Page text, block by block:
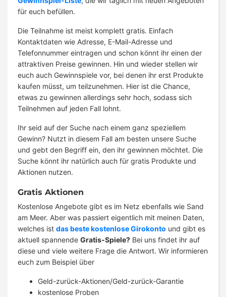
für euch befüllen.
Die Teilnahme ist meist komplett gratis. Einfach
Kontaktdaten wie Adresse, E-Mail-Adresse und
Telefonnummer eintragen und schon könnt ihr einen der
attraktiven Preise gewinnen. Hin und wieder stellen wir
euch auch Gewinnspiele vor, bei denen ihr erst Produkte
kaufen müsst, um teilzunehmen. Hier ist die Chance,
etwas zu gewinnen allerdings sehr hoch, sodass sich
Teilnehmen auf jeden Fall lohnt.
Ihr seid auf der Suche nach einem ganz speziellem
Gewinn? Nutzt in diesem Fall am besten unsere Suche
und gebt den Begriff ein, den ihr gewinnen möchtet. Die
Suche könnt ihr natürlich auch für gratis Produkte und
Aktionen nutzen.
Gratis Aktionen
Kostenlose Angebote gibt es im Netz ebenfalls wie Sand
am Meer. Aber was passiert eigentlich mit meinen Daten,
welches ist das beste kostenlose Girokonto und gibt es
aktuell spannende Gratis-Spiele? Bei uns findet ihr auf
diese und viele weitere Frage die Antwort. Wir informieren
euch zum Beispiel über
Geld-zurück-Aktionen/Geld-zurück-Garantie
kostenlose Proben